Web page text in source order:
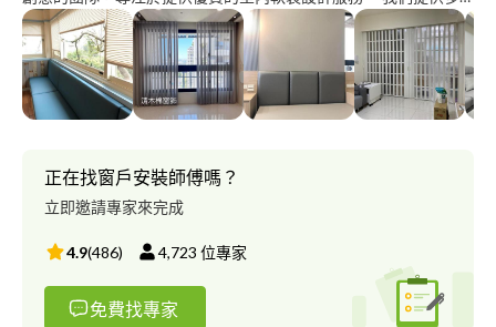
樣化的服務，包括窗簾搭配、德國木地板施作、台灣SPC卡扣地板
和商業場壁紙設計等。我們了解每個家庭都需要一個獨一無二的風
格和氛圍，因此我們的團隊將為您打造最適合您的設計方案，讓您
的家居空間成為最溫馨舒適的場所。 特別強調的是，我們提供免
費丈量窗簾的服務，並且我們的專業團隊將提供最專業的建議和支
要元素之一，所以我們會盡心盡力為您打造最美麗、最實用的窗
簾，讓您的家更加溫馨和舒適。 我們也非常注重施工品質，特別
是德國木地板和台灣SPC卡扣地板的安裝，我們的專業團隊具有豐
富的經驗和技能，將確保每一個地板的安裝都符合最高標準。 此
外，我們的商業場壁紙設計也是我們的一大優勢，我們的設計師具
有豐富的經驗和創造力，將幫助您實現商業場所的最佳效果。 總
之，軟軟裝設計致力於為客戶提供最好的軟裝設計和施工服務，我
正在找窗戶安裝師傅嗎？
立即邀請專家來完成
4.9(486) 4,723 位專家
免費找專家